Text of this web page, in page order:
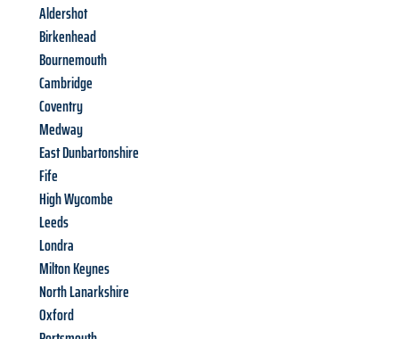
Aldershot
Birkenhead
Bournemouth
Cambridge
Coventry
Medway
East Dunbartonshire
Fife
High Wycombe
Leeds
Londra
Milton Keynes
North Lanarkshire
Oxford